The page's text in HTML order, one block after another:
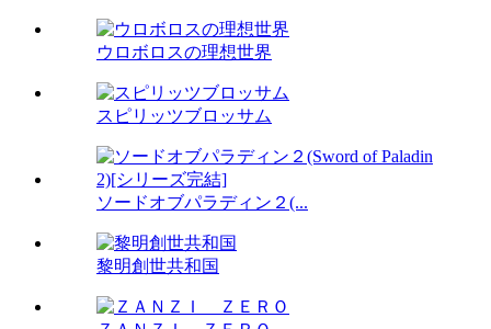
ウロボロスの理想世界
スピリッツブロッサム
ソードオブパラディン２(...
黎明創世共和国